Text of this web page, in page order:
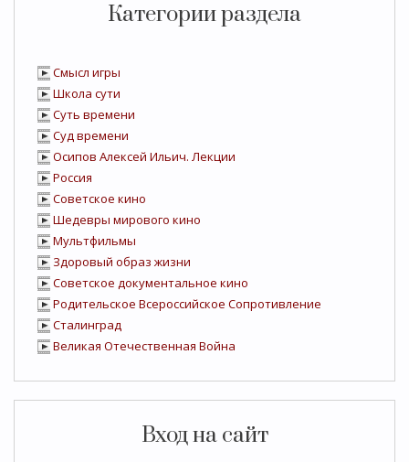
Категории раздела
Смысл игры
Школа сути
Суть времени
Суд времени
Осипов Алексей Ильич. Лекции
Россия
Советское кино
Шедевры мирового кино
Мультфильмы
Здоровый образ жизни
Советское документальное кино
Родительское Всероссийское Сопротивление
Сталинград
Великая Отечественная Война
Вход на сайт